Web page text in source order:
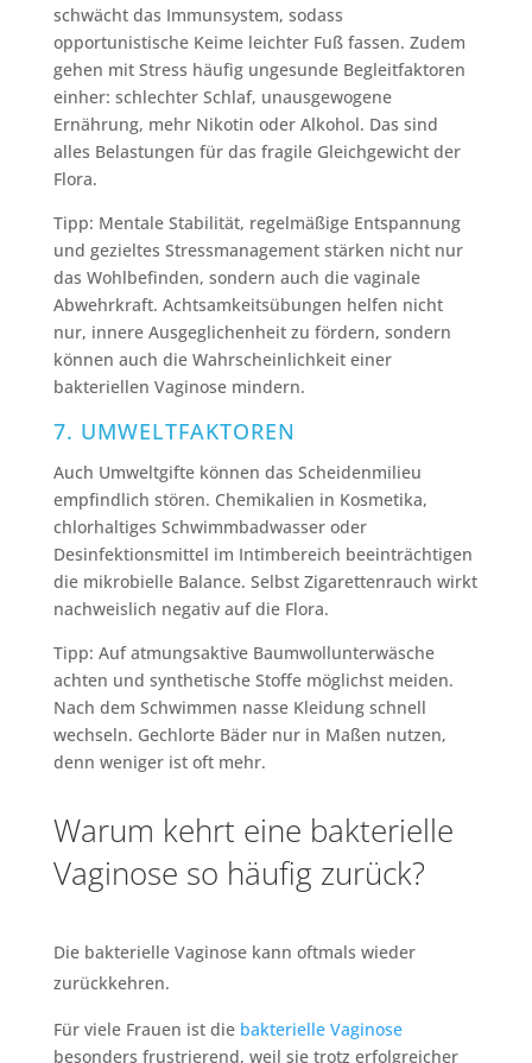
schwächt das Immunsystem, sodass
opportunistische Keime leichter Fuß fassen. Zudem
gehen mit Stress häufig ungesunde Begleitfaktoren
einher: schlechter Schlaf, unausgewogene
Ernährung, mehr Nikotin oder Alkohol. Das sind
alles Belastungen für das fragile Gleichgewicht der
Flora.
Tipp: Mentale Stabilität, regelmäßige Entspannung
und gezieltes Stressmanagement stärken nicht nur
das Wohlbefinden, sondern auch die vaginale
Abwehrkraft. Achtsamkeitsübungen helfen nicht
nur, innere Ausgeglichenheit zu fördern, sondern
können auch die Wahrscheinlichkeit einer
bakteriellen Vaginose mindern.
7. UMWELTFAKTOREN
Auch Umweltgifte können das Scheidenmilieu
empfindlich stören. Chemikalien in Kosmetika,
chlorhaltiges Schwimmbadwasser oder
Desinfektionsmittel im Intimbereich beeinträchtigen
die mikrobielle Balance. Selbst Zigarettenrauch wirkt
nachweislich negativ auf die Flora.
Tipp: Auf atmungsaktive Baumwollunterwäsche
achten und synthetische Stoffe möglichst meiden.
Nach dem Schwimmen nasse Kleidung schnell
wechseln. Gechlorte Bäder nur in Maßen nutzen,
denn weniger ist oft mehr.
Warum kehrt eine bakterielle
Vaginose so häufig zurück?
Die bakterielle Vaginose kann oftmals wieder
zurückkehren.
Für viele Frauen ist die bakterielle Vaginose
besonders frustrierend, weil sie trotz erfolgreicher